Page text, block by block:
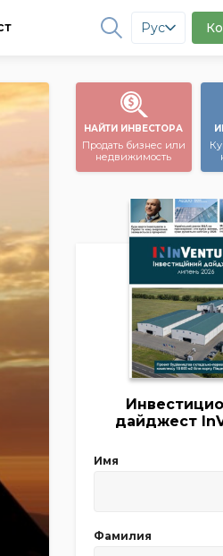
Рус
НАЙТИ ИНВЕСТОРА
Продать бизнес или
недвижимость
дайджест
Имя
Фамилия